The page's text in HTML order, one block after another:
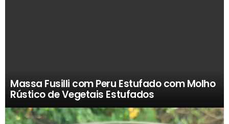
Massa Fusilli com Peru Estufado com Molho
Rústico de Vegetais Estufados